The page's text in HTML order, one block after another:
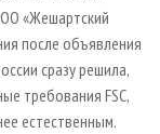
«Жешартский
после объявления
сразу решила,
требования FSC,
естественным.